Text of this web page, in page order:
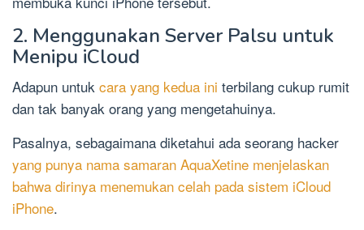
2. Menggunakan Server Palsu untuk
Menipu iCloud
Adapun untuk cara yang kedua ini terbilang cukup rumit
dan tak banyak orang yang mengetahuinya.
Pasalnya, sebagaimana diketahui ada seorang hacker
yang punya nama samaran AquaXetine menjelaskan
bahwa dirinya menemukan celah pada sistem iCloud
iPhone.